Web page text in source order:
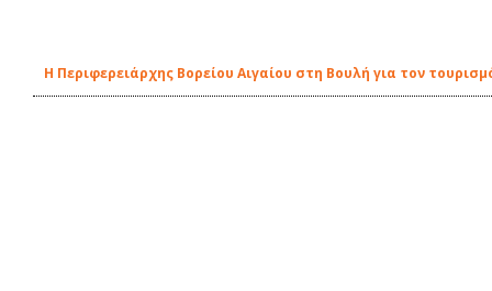
Η Περιφερειάρχης Βορείου Αιγαίου στη Βουλή για τον